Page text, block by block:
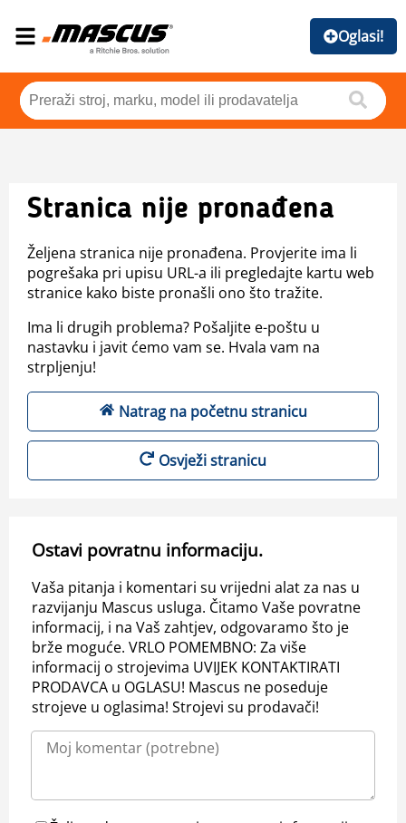
Oglasi!
Stranica nije pronađena
Željena stranica nije pronađena. Provjerite ima li
pogrešaka pri upisu URL-a ili pregledajte kartu web
stranice kako biste pronašli ono što tražite.
Ima li drugih problema? Pošaljite e-poštu u
nastavku i javit ćemo vam se. Hvala vam na
strpljenju!
Natrag na početnu stranicu
Osvježi stranicu
Ostavi povratnu informaciju.
Vaša pitanja i komentari su vrijedni alat za nas u
razvijanju Mascus usluga. Čitamo Vaše povratne
informacij, i na Vaš zahtjev, odgovaramo što je
brže moguće. VRLO POMEMBNO: Za više
informacij o strojevima UVIJEK KONTAKTIRATI
PRODAVCA u OGLASU! Mascus ne poseduje
strojeve u oglasima! Strojevi su prodavači!